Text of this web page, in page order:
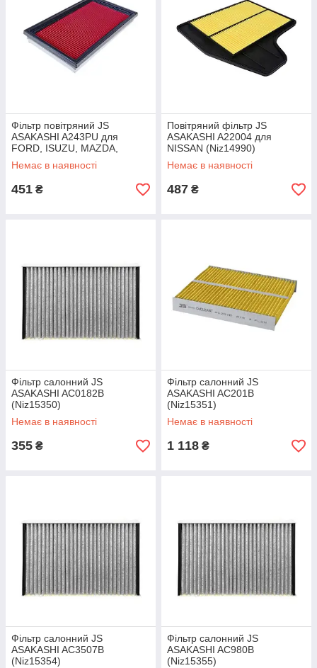
Фільтр повітряний JS
ASAKASHI A243PU для
FORD, ISUZU, MAZDA,
NISSAN, SUBARU, SUZUKI
(Niz14989)
Немає в наявності
451 ₴
Повітряний фільтр JS
ASAKASHI A22004 для
NISSAN (Niz14990)
Немає в наявності
487 ₴
Фільтр салонний JS
ASAKASHI AC0182B
(Niz15350)
Немає в наявності
355 ₴
Фільтр салонний JS
ASAKASHI AC201B
(Niz15351)
Немає в наявності
1 118 ₴
Фільтр салонний JS
ASAKASHI AC3507B
(Niz15354)
Фільтр салонний JS
ASAKASHI AC980B
(Niz15355)